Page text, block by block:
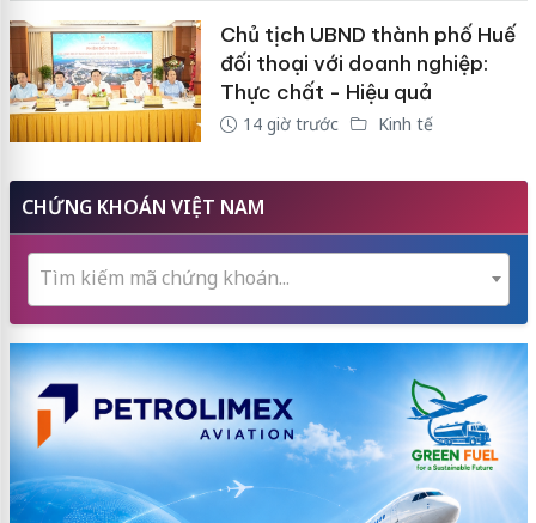
Chủ tịch UBND thành phố Huế
đối thoại với doanh nghiệp:
Thực chất - Hiệu quả
14 giờ trước Kinh tế
CHỨNG KHOÁN VIỆT NAM
Tìm kiếm mã chứng khoán...